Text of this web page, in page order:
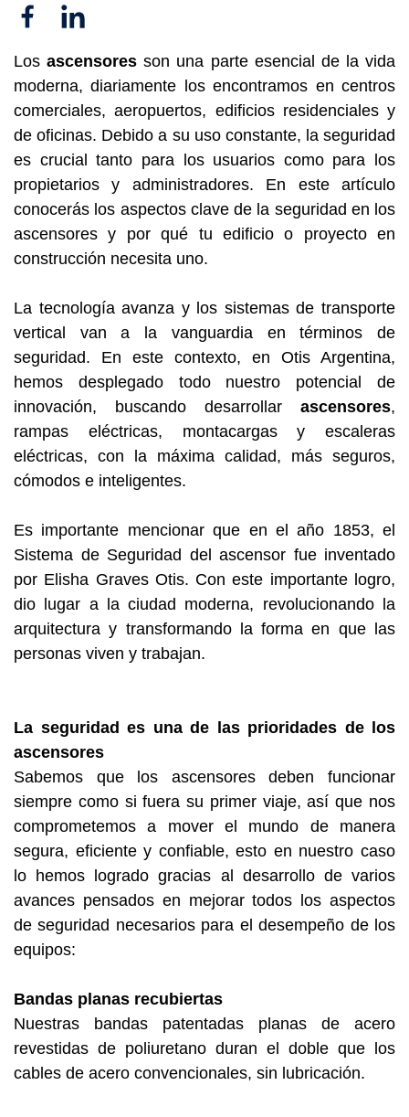
Facebook
Linkedin
Losascensoresson una parte esencial de la vida
moderna, diariamente los encontramos en centros
comerciales, aeropuertos, edificios residenciales y
de oficinas. Debido a su uso constante, la seguridad
es crucial tanto para los usuarios como para los
propietarios y administradores. En este artículo
conocerás los aspectos clave de la seguridad en los
ascensores y por qué tu edificio o proyecto en
construcción necesita uno.
La tecnología avanza y los sistemas de transporte
vertical van a la vanguardia en términos de
seguridad. En este contexto, en Otis Argentina,
hemos desplegado todo nuestro potencial de
innovación, buscando desarrollar ascensores,
rampas eléctricas, montacargas y escaleras
eléctricas, con la máxima calidad, más seguros,
cómodos e inteligentes.
Es importante mencionar que en el año 1853, el
Sistema de Seguridad del ascensor fue inventado
por Elisha Graves Otis. Con este importante logro,
dio lugar a la ciudad moderna, revolucionando la
arquitectura y transformando la forma en que las
personas viven y trabajan.
La seguridad es una de las prioridades de los
ascensores
Sabemos que los ascensores deben funcionar
siempre como si fuera su primer viaje, así que nos
comprometemos a mover el mundo de manera
segura, eficiente y confiable, esto en nuestro caso
lo hemos logrado gracias al desarrollo de varios
avances pensados en mejorar todos los aspectos
de seguridad necesarios para el desempeño de los
equipos:
Bandas planas recubiertas
Nuestras bandas patentadas planas de acero
revestidas de poliuretano duran el doble que los
cables de acero convencionales, sin lubricación.